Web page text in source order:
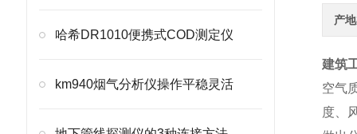
哈希DR1010便携式COD测定仪
km940烟气分析仪操作平稳灵活
产
建筑
空气
度、